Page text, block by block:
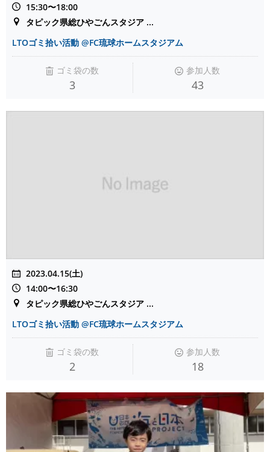
15:30〜18:00
タピック県総ひやごんスタジア ...
LTOゴミ拾い活動 @FC琉球ホームスタジアム
ゴミ袋の数
3
参加人数
43
2023.04.15(土)
14:00〜16:30
タピック県総ひやごんスタジア ...
LTOゴミ拾い活動 @FC琉球ホームスタジアム
ゴミ袋の数
2
参加人数
18